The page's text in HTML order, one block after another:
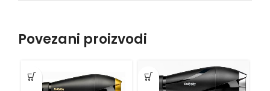
Povezani proizvodi